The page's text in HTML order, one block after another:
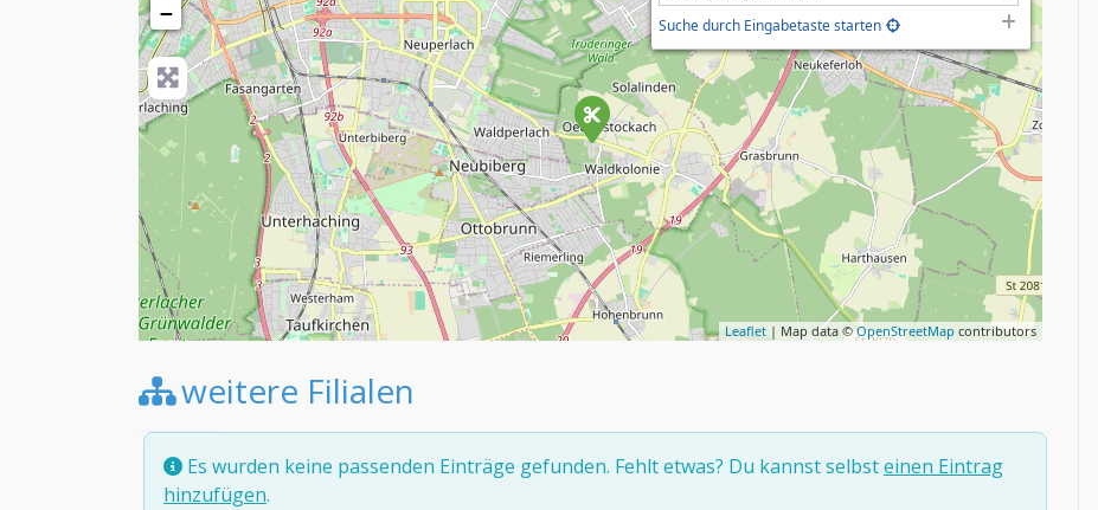
−
Suche durch Eingabetaste starten
Leaflet | Map data ©OpenStreetMap contributors
weitere Filialen
Es wurden keine passenden Einträge gefunden. Fehlt etwas? Du kannst selbsteinen Eintrag
hinzufügen.